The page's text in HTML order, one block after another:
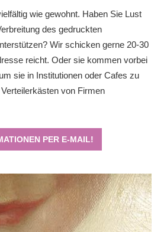
wie gewohnt. Haben Sie Lust
des gedruckten
Wir schicken gerne 20-30
reicht. Oder sie kommen vorbei
sie in Institutionen oder Cafes zu
von Firmen
PER E-MAIL!